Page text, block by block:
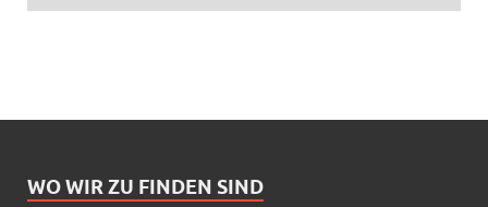
WO WIR ZU FINDEN SIND